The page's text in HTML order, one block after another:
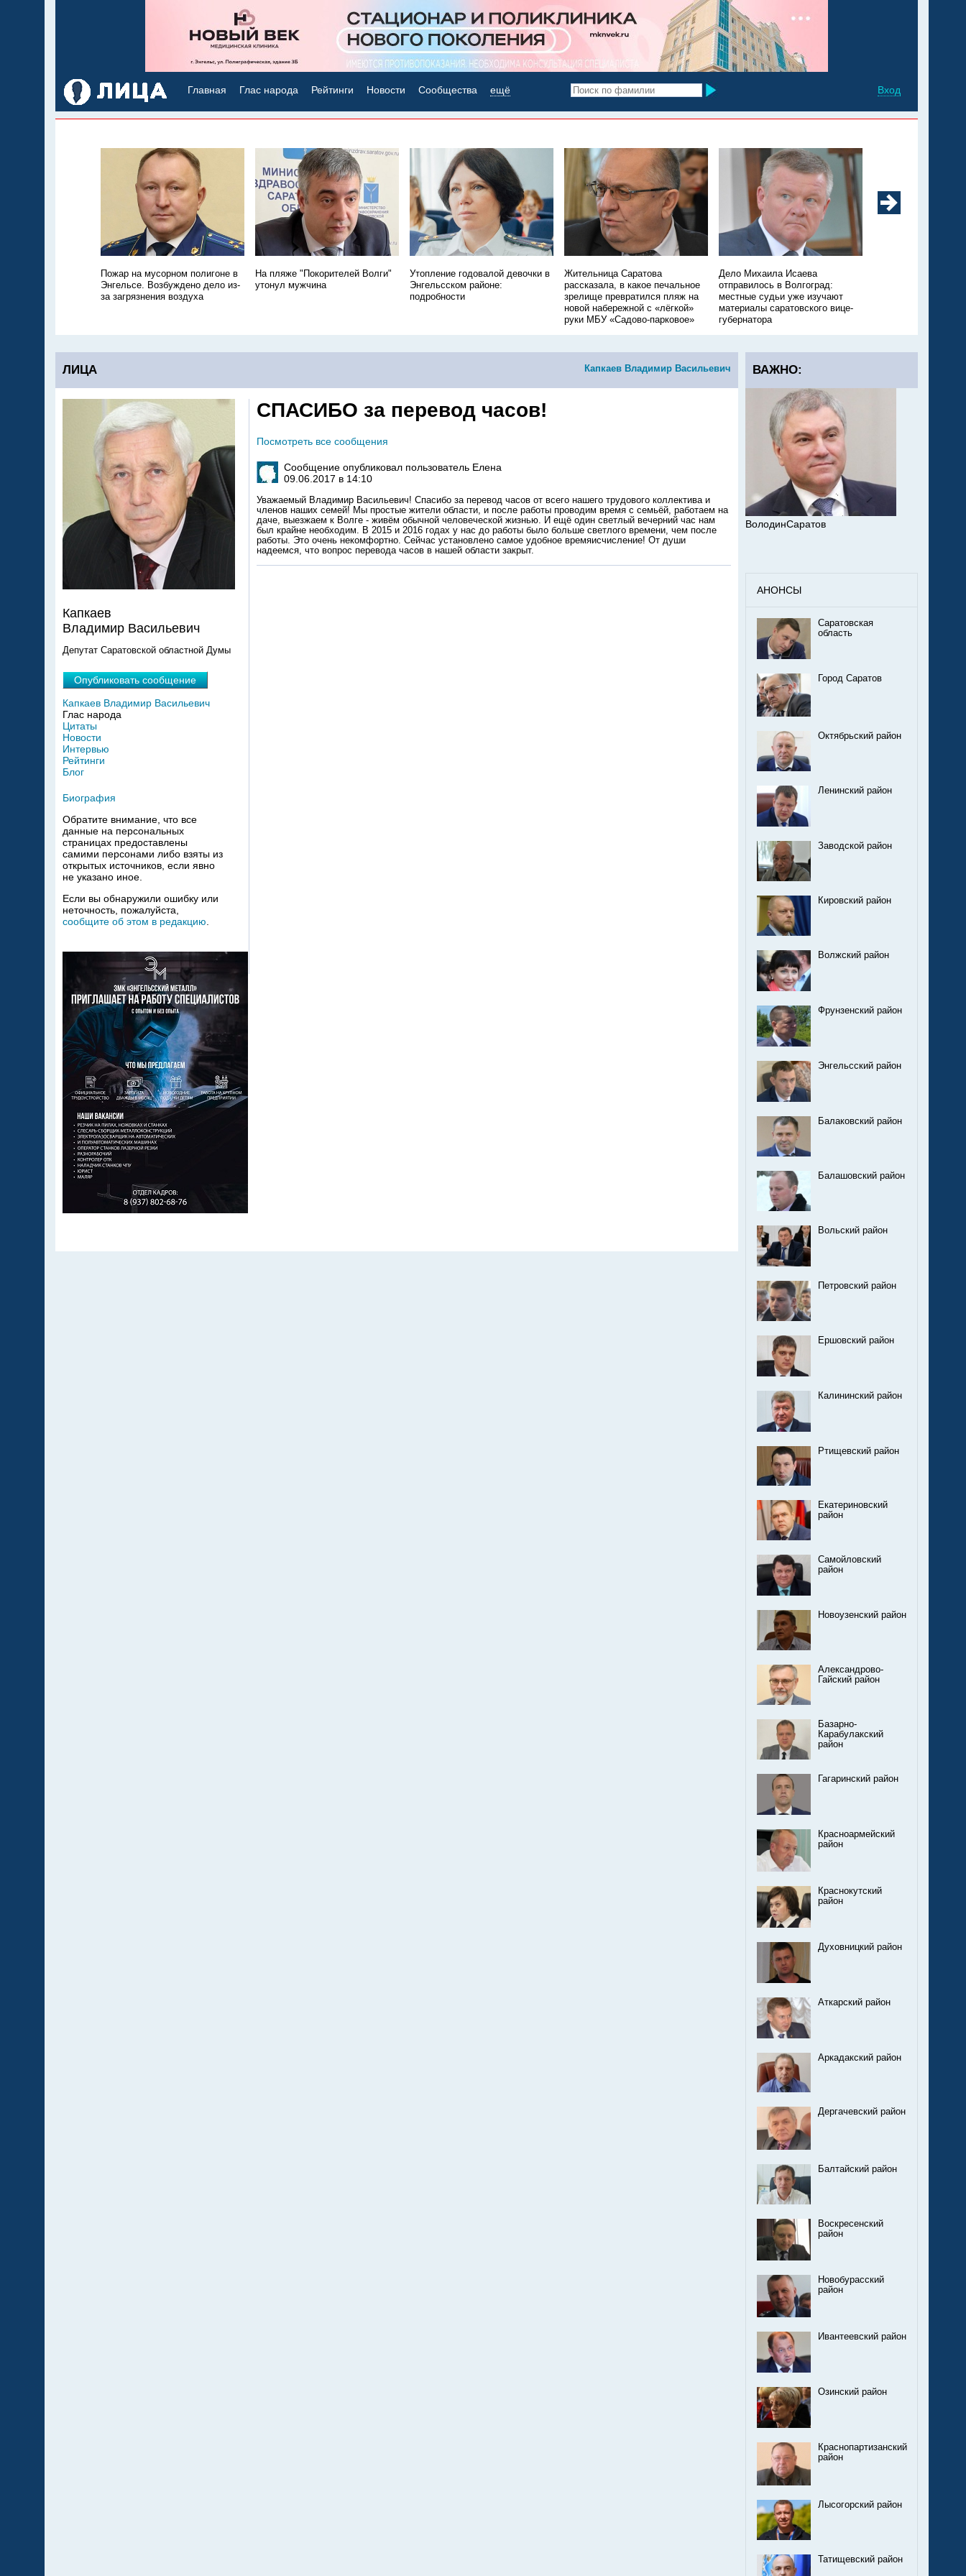
Вход
Главная Глас народа Рейтинги Новости Сообщества ещё
Пожар на мусорном полигоне в
Энгельсе. Возбуждено дело из-
за загрязнения воздуха
На пляже "Покорителей Волги"
утонул мужчина
Утопление годовалой девочки в
Энгельсском районе:
подробности
Жительница Саратова
рассказала, в какое печальное
зрелище превратился пляж на
новой набережной с «лёгкой»
руки МБУ «Садово-парковое»
Дело Михаила Исаева
отправилось в Волгоград:
местные судьи уже изучают
материалы саратовского вице-
губернатора
Капкаев Владимир Васильевич
ЛИЦА
СПАСИБО за перевод часов!
Посмотреть все сообщения
Сообщение опубликовал пользователь Елена
09.06.2017 в 14:10
Уважаемый Владимир Васильевич! Спасибо за перевод часов от всего нашего трудового коллектива и
членов наших семей! Мы простые жители области, и после работы проводим время с семьёй, работаем на
даче, выезжаем к Волге - живём обычной человеческой жизнью. И ещё один светлый вечерний час нам
был крайне необходим. В 2015 и 2016 годах у нас до работы было больше светлого времени, чем после
работы. Это очень некомфортно. Сейчас установлено самое удобное времяисчисление! От души
надеемся, что вопрос перевода часов в нашей области закрыт.
Капкаев
Владимир Васильевич
Депутат Саратовской областной Думы
Опубликовать сообщение
Капкаев Владимир Васильевич
Глас народа
Цитаты
Новости
Интервью
Рейтинги
Блог
Биография
Обратите внимание, что все
данные на персональных
страницах предоставлены
самими персонами либо взяты из
открытых источников, если явно
не указано иное.
Если вы обнаружили ошибку или
неточность, пожалуйста,
сообщите об этом в редакцию
ВАЖНО:
ВолодинСаратов
АНОНСЫ
Саратовская
область
Город Саратов
Октябрьский район
Ленинский район
Заводской район
Кировский район
Волжский район
Фрунзенский район
Энгельсский район
Балаковский район
Балашовский район
Вольский район
Петровский район
Ершовский район
Калининский район
Ртищевский район
Екатериновский
район
Самойловский
район
Новоузенский район
Александрово-
Гайский район
Базарно-
Карабулакский
район
Гагаринский район
Красноармейский
район
Краснокутский
район
Духовницкий район
Аткарский район
Аркадакский район
Дергачевский район
Балтайский район
Воскресенский
район
Новобурасский
район
Ивантеевский район
Озинский район
Краснопартизанский
район
Лысогорский район
Татищевский район